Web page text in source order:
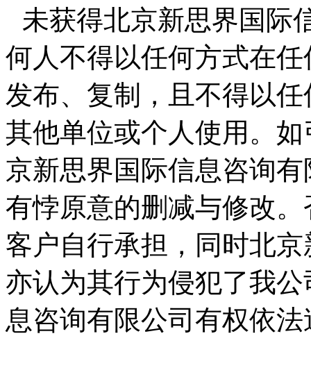
未获得北京新思界国际
何人不得以任何方式在
发布、复制，且不得以
其他单位或个人使用。
京新思界国际信息咨询
有悖原意的删减与修改
客户自行承担，同时北
亦认为其行为侵犯了我
息咨询有限公司有权依